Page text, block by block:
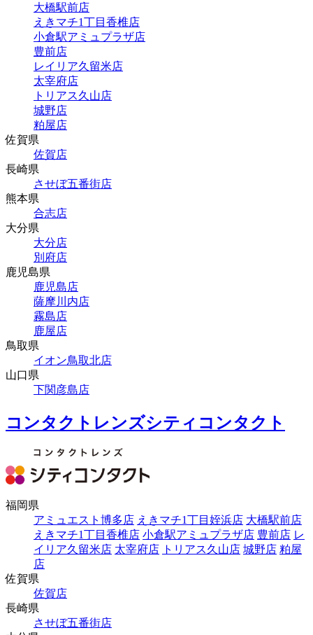
大橋駅前店
えきマチ1丁目香椎店
小倉駅アミュプラザ店
豊前店
レイリア久留米店
太宰府店
トリアス久山店
城野店
粕屋店
佐賀県
佐賀店
長崎県
させぼ五番街店
熊本県
合志店
大分県
大分店
別府店
鹿児島県
鹿児島店
薩摩川内店
霧島店
鹿屋店
鳥取県
イオン鳥取北店
山口県
下関彦島店
コンタクトレンズシティコンタクト
福岡県
アミュエスト博多店 えきマチ1丁目姪浜店 大橋駅前店
えきマチ1丁目香椎店 小倉駅アミュプラザ店 豊前店 レ
イリア久留米店 太宰府店 トリアス久山店 城野店 粕屋
店
佐賀県
佐賀店
長崎県
させぼ五番街店